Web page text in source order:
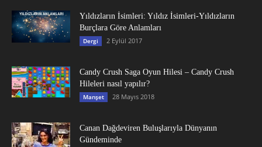
Yıldızların İsimleri: Yıldız İsimleri-Yıldızların
Burçlara Göre Anlamları
Dergi 2 Eylül 2017
Candy Crush Saga Oyun Hilesi – Candy Crush
Hileleri nasıl yapılır?
Manşet 28 Mayıs 2018
Canan Dağdeviren Buluşlarıyla Dünyanın
Gündeminde